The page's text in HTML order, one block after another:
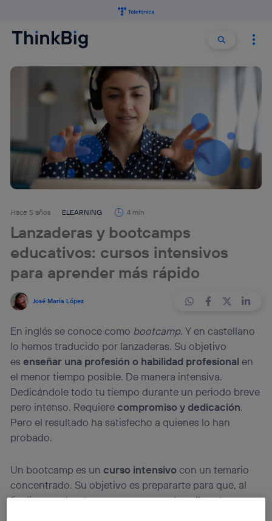
Buscar
Hace 5 años ELEARNING 4 min
Lanzaderas y bootcamps
educativos: cursos intensivos
para aprender más rápido
José María López
En inglés se conoce como bootcamp. Y en castellano
lo hemos traducido por lanzaderas. Su objetivo
esenseñar una profesión o habilidad profesionalen
el menor tiempo posible. De manera intensiva.
Dedicándole todo tu tiempo durante un periodo breve
pero intenso. Requierecompromiso y dedicación.
Pero el resultado ha satisfecho a quienes lo han
probado.
Un bootcamp es uncurso intensivocon un temario
concentrado. Su objetivo es prepararte para que, al
finalizar ese bootcamp, seas capaz deaplicar tus